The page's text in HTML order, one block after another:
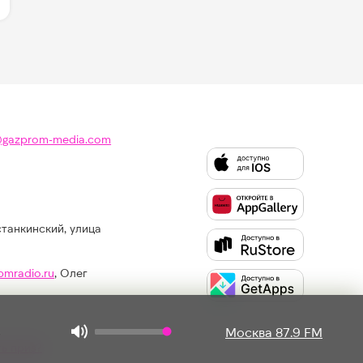
Москва 87.9 FM
media.com
улица
, Олег